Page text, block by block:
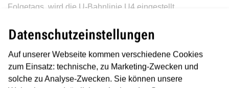
Folgetags, wird die U-Bahnlinie U4 eingestellt.
Als Ersatz können im genannten Zeitraum die U-Bahn-
Linien U5 und U7 sowie die Straßenbahnlinie 12 dienen.
Die U5 startet während der Arbeiten schon an der
Bockenheimer Warte. Ab der Konstablerwache stellt die
Linie U7 die Verbindung von und nach Enkheim her. Die
Datenschutzeinstellungen
Auf unserer Webseite kommen verschiedene Cookies
zum Einsatz: technische, zu Marketing-Zwecken und
solche zu Analyse-Zwecken. Sie können unsere